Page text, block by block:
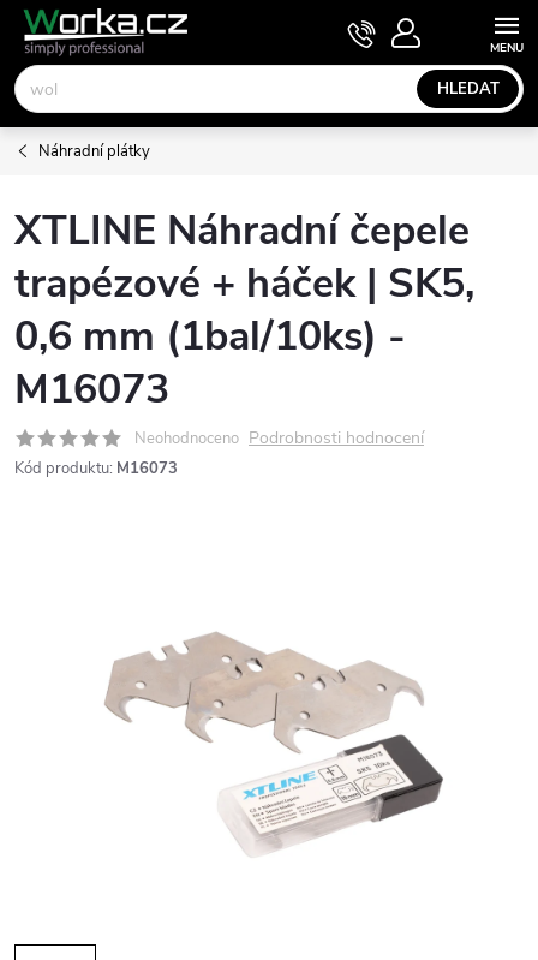
Přejít
obsah
HLEDAT
NÁKUPNÍ
KOŠÍK
Náhradní plátky
XTLINE Náhradní čepele
trapézové + háček | SK5,
0,6 mm (1bal/10ks) -
M16073
Neohodnoceno Podrobnosti hodnocení
Kód produktu: M16073